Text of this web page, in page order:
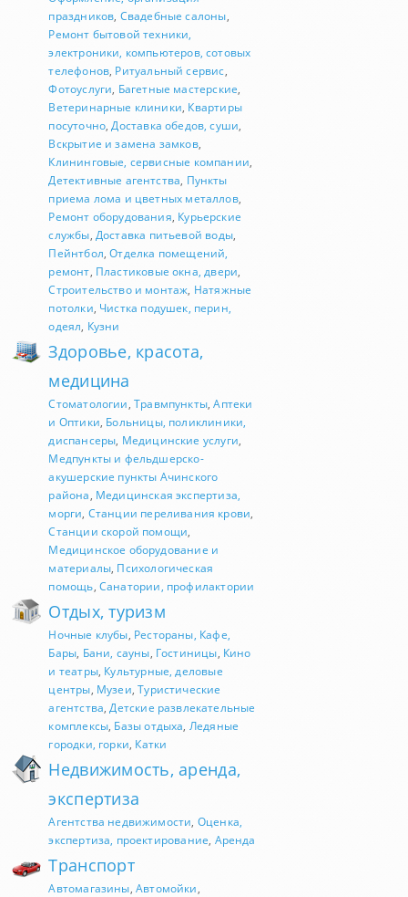
праздников, Свадебные салоны,
Ремонт бытовой техники,
электроники, компьютеров, сотовых
телефонов, Ритуальный сервис,
Фотоуслуги, Багетные мастерские,
Ветеринарные клиники, Квартиры
посуточно,Доставка обедов, суши,
Вскрытие и замена замков,
Клининговые, сервисные компании,
Детективные агентства, Пункты
приема лома и цветных металлов,
Ремонт оборудования, Курьерские
службы, Доставка питьевой воды,
Пейнтбол,Отделка помещений,
ремонт, Пластиковые окна, двери,
Строительство и монтаж, Натяжные
потолки, Чистка подушек, перин,
одеял, Кузни
Здоровье, красота,
медицина
Стоматологии, Травмпункты,Аптеки
и Оптики, Больницы, поликлиники,
диспансеры, Медицинские услуги,
Медпункты и фельдшерско-
акушерские пункты Ачинского
района, Медицинская экспертиза,
морги, Станции переливания крови,
Станции скорой помощи,
Медицинское оборудование и
материалы, Психологическая
помощь, Санатории, профилактории
Отдых, туризм
Ночные клубы, Рестораны, Кафе,
Бары, Бани, сауны, Гостиницы, Кино
и театры, Культурные, деловые
центры, Музеи,Туристические
агентства,Детские развлекательные
комплексы, Базы отдыха, Ледяные
городки, горки, Катки
Недвижимость, аренда,
экспертиза
Агентства недвижимости, Оценка,
экспертиза, проектирование, Аренда
Транспорт
Автомагазины, Автомойки,